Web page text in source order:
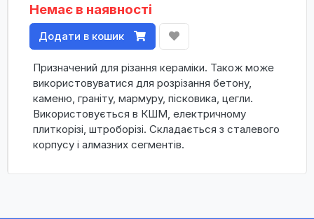
Немає в наявності
Додати в кошик
Призначений для різання кераміки. Також може
використовуватися для розрізання бетону,
каменю, граніту, мармуру, пісковика, цегли.
Використовується в КШМ, електричному
плиткорізі, штроборізі. Складається з сталевого
корпусу і алмазних сегментів.